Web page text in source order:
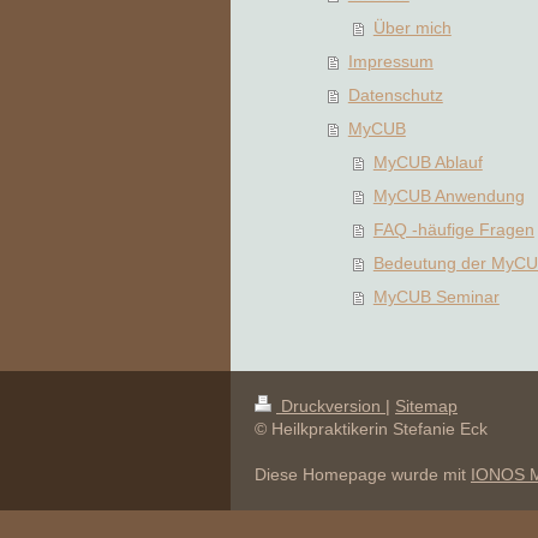
Über mich
Impressum
Datenschutz
MyCUB
MyCUB Ablauf
MyCUB Anwendung
FAQ -häufige Fragen
Bedeutung der
MyCUB Seminar
Druckversion | Sitemap
© Heilkpraktikerin Stefanie Eck
Diese Homepage wurde mit IONOS